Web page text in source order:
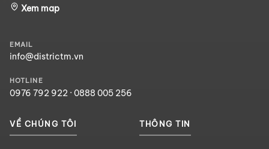
Xem map
EMAIL
info@districtm.vn
HOTLINE
0976 792 922 · 0888 005 256
VỀ CHÚNG TÔI THÔNG TIN